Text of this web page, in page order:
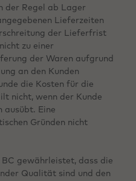
der Regel ab Lager
Lieferzeiten
der Lieferfrist
zu einer
der Waren aufgrund
an den Kunden
die Kosten für die
nicht, wenn der Kunde
ausübt. Eine
Gründen nicht
BC gewährleistet, dass die
Qualität sind und den